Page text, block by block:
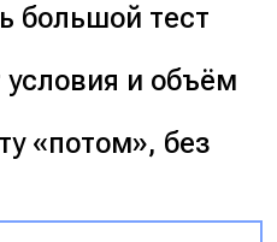
большой тест
условия и объём
«потом», без